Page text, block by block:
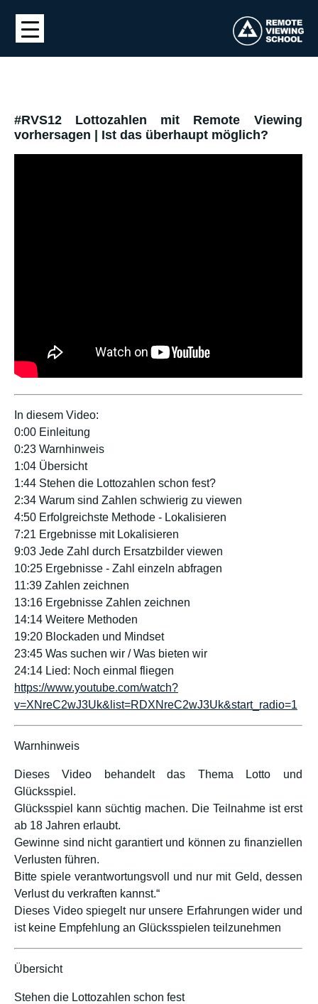
#RVS12 Lottozahlen mit Remote Viewing
vorhersagen | Ist das überhaupt möglich?
In diesem Video:
0:00 Einleitung
0:23 Warnhinweis
1:04 Übersicht
1:44 Stehen die Lottozahlen schon fest?
2:34 Warum sind Zahlen schwierig zu viewen
4:50 Erfolgreichste Methode - Lokalisieren
7:21 Ergebnisse mit Lokalisieren
9:03 Jede Zahl durch Ersatzbilder viewen
10:25 Ergebnisse - Zahl einzeln abfragen
11:39 Zahlen zeichnen
13:16 Ergebnisse Zahlen zeichnen
14:14 Weitere Methoden
19:20 Blockaden und Mindset
23:45 Was suchen wir / Was bieten wir
24:14 Lied: Noch einmal fliegen
https://www.youtube.com/watch?
v=XNreC2wJ3Uk&list=RDXNreC2wJ3Uk&start_radio=1
Warnhinweis
Dieses Video behandelt das Thema Lotto und
Glücksspiel.
Glücksspiel kann süchtig machen. Die Teilnahme ist erst
ab 18 Jahren erlaubt.
Gewinne sind nicht garantiert und können zu finanziellen
Verlusten führen.
Bitte spiele verantwortungsvoll und nur mit Geld, dessen
Verlust du verkraften kannst.“
Dieses Video spiegelt nur unsere Erfahrungen wider und
ist keine Empfehlung an Glücksspielen teilzunehmen
Übersicht
Stehen die Lottozahlen schon fest